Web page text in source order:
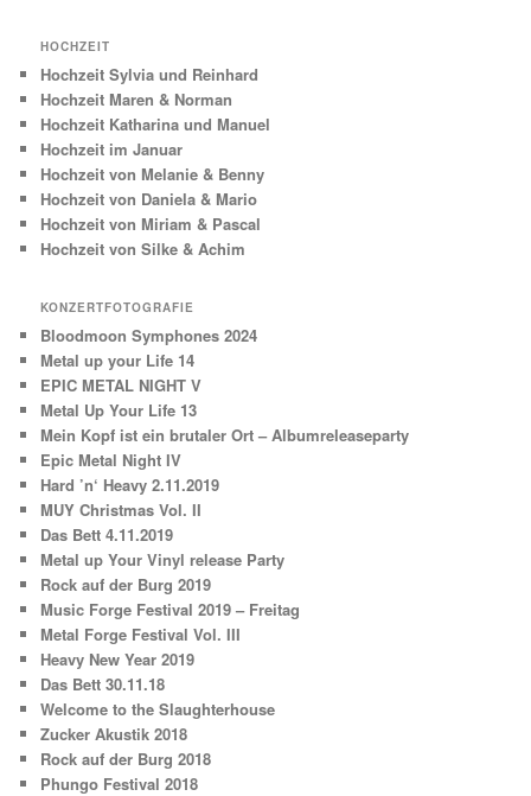
HOCHZEIT
Hochzeit Sylvia und Reinhard
Hochzeit Maren & Norman
Hochzeit Katharina und Manuel
Hochzeit im Januar
Hochzeit von Melanie & Benny
Hochzeit von Daniela & Mario
Hochzeit von Miriam & Pascal
Hochzeit von Silke & Achim
KONZERTFOTOGRAFIE
Bloodmoon Symphones 2024
Metal up your Life 14
EPIC METAL NIGHT V
Metal Up Your Life 13
Mein Kopf ist ein brutaler Ort – Albumreleaseparty
Epic Metal Night IV
Hard ’n‘ Heavy 2.11.2019
MUY Christmas Vol. II
Das Bett 4.11.2019
Metal up Your Vinyl release Party
Rock auf der Burg 2019
Music Forge Festival 2019 – Freitag
Metal Forge Festival Vol. III
Heavy New Year 2019
Das Bett 30.11.18
Welcome to the Slaughterhouse
Zucker Akustik 2018
Rock auf der Burg 2018
Phungo Festival 2018